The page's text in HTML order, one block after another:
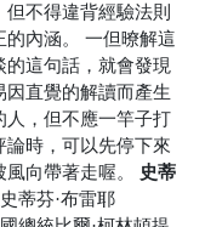
不得違背經驗法則
內涵。
一但暸解這
這句話，就會發現
直覺的解讀而產生
人，但不應一竿子打
時，可以先停下來
向帶著走喔。
史蒂
史蒂芬·布雷耶